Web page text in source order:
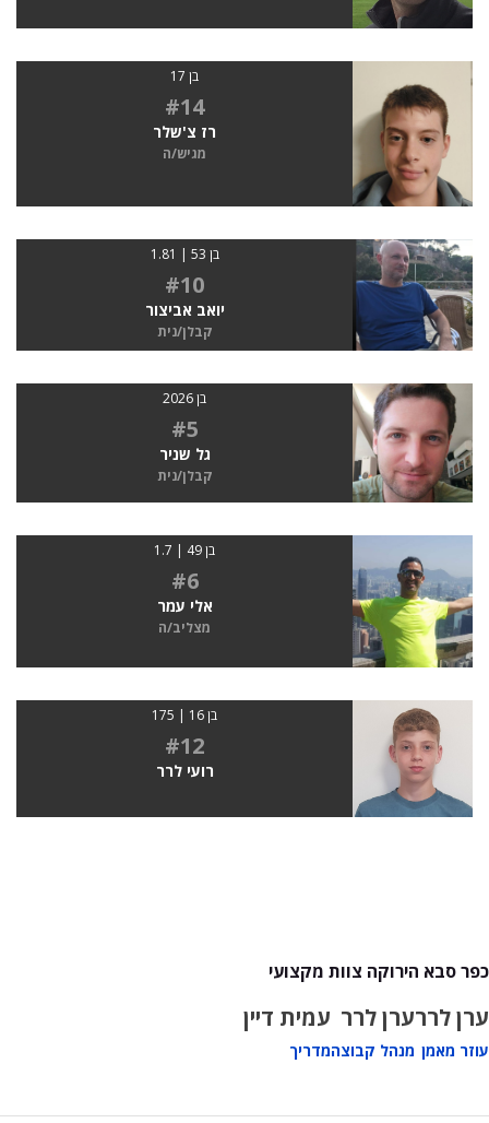
בן 17
#14
רז צ'שלר
מגיש/ה
בן 53 | 1.81
#10
יואב אביצור
קבלן/נית
בן 2026
#5
גל שניר
קבלן/נית
בן 49 | 1.7
#6
אלי עמר
מצליב/ה
בן 16 | 175
#12
רועי לרר
כפר סבא הירוקה צוות מקצועי
ערן לרר
עוזר מאמן
ערן לרר
מנהל קבוצה
עמית דיין
מדריך